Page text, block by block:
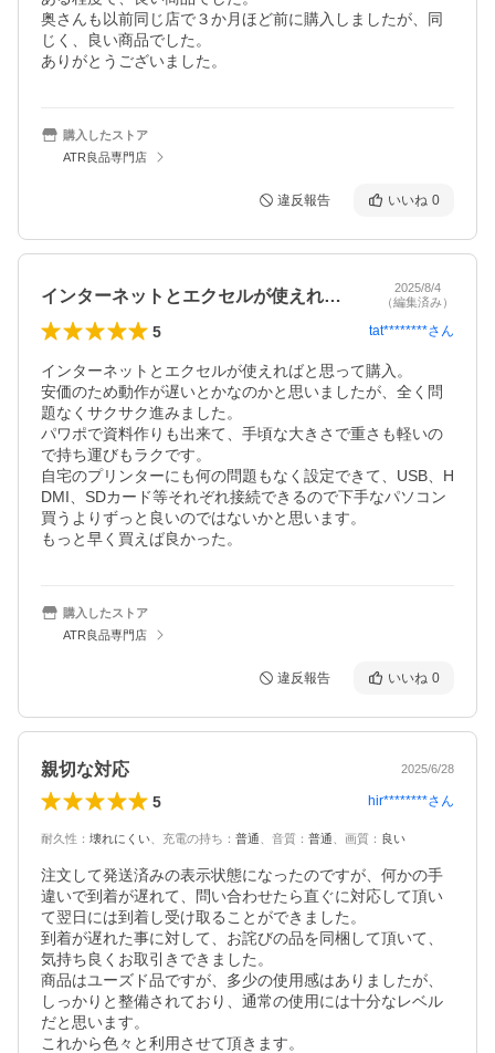
奥さんも以前同じ店で３か月ほど前に購入しましたが、同
じく、良い商品でした。
ありがとうございました。
購入したストア
ATR良品専門店
違反報告 いいね 0
インターネットとエクセルが使えればと思…
2025/8/4
（編集済み）
5 tat********さん
インターネットとエクセルが使えればと思って購入。
安価のため動作が遅いとかなのかと思いましたが、全く問
題なくサクサク進みました。
パワポで資料作りも出来て、手頃な大きさで重さも軽いの
で持ち運びもラクです。
自宅のプリンターにも何の問題もなく設定できて、USB、H
DMI、SDカード等それぞれ接続できるので下手なパソコン
買うよりずっと良いのではないかと思います。
もっと早く買えば良かった。
購入したストア
ATR良品専門店
違反報告 いいね 0
親切な対応 2025/6/28
5 hir********さん
耐久性 ： 壊れにくい 充電の持ち ： 普通 音質 ： 普通 画質 ： 良い
注文して発送済みの表示状態になったのですが、何かの手
違いで到着が遅れて、問い合わせたら直ぐに対応して頂い
て翌日には到着し受け取ることができました。
到着が遅れた事に対して、お詫びの品を同梱して頂いて、
気持ち良くお取引きできました。
商品はユーズド品ですが、多少の使用感はありましたが、
しっかりと整備されており、通常の使用には十分なレベル
だと思います。
これから色々と利用させて頂きます。